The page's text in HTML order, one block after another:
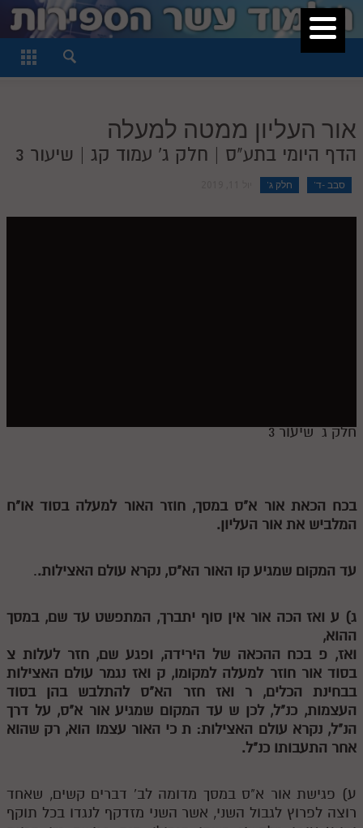
סגור
חלק ב
חלק ג
חלק ד
חלק ה
חלק יב
חלק טו
בית שער הכוונות
שידור חי
הזמן סט תע"ס
הזמן סט תלמוד עשר הספירות
ספרים להורדה
מנוע חיפוש בספרים
תלמוד עשר הספירות חלק א
אור העליון ממטה למעלה
הדף היומי בתע"ס | חלק ג' עמוד קג | שיעור 3
סבב -ד' חלק ג'
חלק ג שיעור 3
בכח הכאת אור א"ס במסך, חוזר האור למעלה בסוד או"ח
המלביש את אור העליון.
עד המקום שמגיע קו האור הא"ס, נקרא עולם האצילות..
ג) ע ואז הכה אור אין סוף יתברך, המתפשט עד שם, במסך
ההוא,
ואז, פבכח ההכאה של הירידה, ופגע שם, חזר לעלות צ
בסוד אור חוזר למעלה למקומו,ק ואז נגמר עולם האצילות
בבחינת הכלים,ר ואז חזר הא"ס להתלבש בהן בסוד
העצמות, כנ"ל, לכן ש עד המקום שמגיע אור א"ס, על דרך
הנ"ל, נקרא עולם האצילות: תכי האור עצמו הוא, רק שהוא
אחר התעבותו כנ"ל.
ע) פגישת אור א"ס במסך מדומה לב' דברים קשים, שאחד
רוצה לפרוץ לגבול השני, אשר השני מזדקף לנגדו בכל תוקף